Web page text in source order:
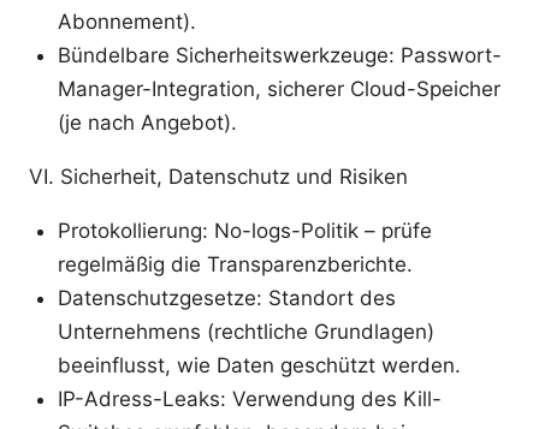
Abonnement).
Bündelbare Sicherheitswerkzeuge: Passwort-
Manager-Integration, sicherer Cloud-Speicher
(je nach Angebot).
VI. Sicherheit, Datenschutz und Risiken
Protokollierung: No-logs-Politik – prüfe
regelmäßig die Transparenzberichte.
Datenschutzgesetze: Standort des
Unternehmens (rechtliche Grundlagen)
beeinflusst, wie Daten geschützt werden.
IP-Adress-Leaks: Verwendung des Kill-